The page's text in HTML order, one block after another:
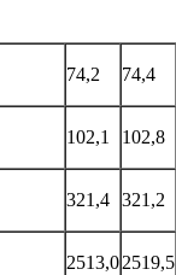
74,2 74,4
102,1 102,8
321,4 321,2
2513,02519,5